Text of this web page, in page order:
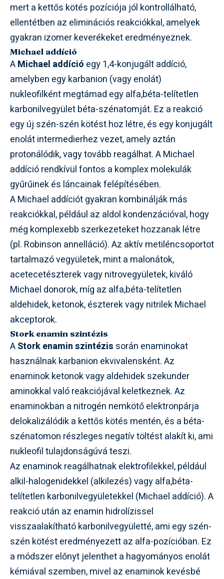
mert a kettős kötés pozíciója jól kontrollálható,
ellentétben az eliminációs reakciókkal, amelyek
gyakran izomer keverékeket eredményeznek.
Michael addíció
AMichael addíció egy 1,4-konjugált addíció,
amelyben egy karbanion (vagy enolát)
nukleofilként megtámad egy alfa,béta-telítetlen
karbonilvegyület béta-szénatomját. Ez a reakció
egy új szén-szén kötést hoz létre, és egy konjugált
enolát intermedierhez vezet, amely aztán
protonálódik, vagy tovább reagálhat. A Michael
addíció rendkívül fontos a komplex molekulák
gyűrűinek és láncainak felépítésében.
A Michael addíciót gyakran kombinálják más
reakciókkal, például az aldol kondenzációval, hogy
még komplexebb szerkezeteket hozzanak létre
(pl. Robinson annelláció). Az aktív metiléncsoportot
tartalmazó vegyületek, mint a malonátok,
acetecetészterek vagy nitrovegyületek, kiváló
Michael donorok, míg az alfa,béta-telítetlen
aldehidek, ketonok, észterek vagy nitrilek Michael
akceptorok.
Stork enamin szintézis
AStork enamin szintézis során enaminokat
használnak karbanion ekvivalensként. Az
enaminok ketonok vagy aldehidek szekunder
aminokkal való reakciójával keletkeznek. Az
enaminokban a nitrogén nemkötő elektronpárja
delokalizálódik a kettős kötés mentén, és a béta-
szénatomon részleges negatív töltést alakít ki, ami
nukleofil tulajdonságúvá teszi.
Az enaminok reagálhatnak elektrofilekkel, például
alkil-halogenidekkel (alkilezés) vagy alfa,béta-
telítetlen karbonilvegyületekkel (Michael addíció). A
reakció után az enamin hidrolízissel
visszaalakítható karbonilvegyületté, ami egy szén-
szén kötést eredményezett az alfa-pozícióban. Ez
a módszer előnyt jelenthet a hagyományos enolát
kémiával szemben, mivel az enaminok kevésbé